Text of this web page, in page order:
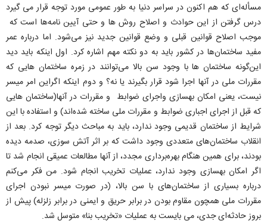
مسأله‌ای که هم اکنون در سراسر دنیا به طور عمومی مورد توجه قرار می گیرد
درس گرفتن از این حوادث و اصلاح روش ها و حتی آیین نامه‌ها است که
موجب اصلاح قوانین قبلی و وضع قوانین جدید نیز می‌شود. اما درباره عمر
مفید ساختمان‌ها در کشور باید به دو نکته مهم اشاره کرد. اول اینکه باید دید
این‌گونه ساختمان ها با وجود سن بالا می‌توانند در زمره ساختمان هایی که
مقررات ملی در آنها اجرا شود قرار بگیرند یا نه؟ و دوم اینکه اگراین امر میسر
نیست، یعنی امکان بهسازی واجرای ضوابط و مقررات در آنها(ساختمان هایی
که قبل از اجرای اجباری ضوابط و مقررات ملی ساخته شده‌اند) و استفاده با این
شرایط از ساختمان قدیمی وجود ندارد، باید به مباحث دیگر توجه کرد. بعد از
انقلاب ساختمان‌های متعددی وجود داشت که بر اثر آتش سوزی، صدمه دیده
بودند، برای همین هنگام بهره‌برداری مجدد، از آنها مطالعات عمیقی انجام شد تا
اگر امکان بهسازی وجود ندارد، عملیات تخریب انجام شود. من فکر می‌کنم
درباره بسیاری از ساختمان‌های با سن بالا، (در صورت میسر نبودن اجرای
مقررات ملی همچون مقاوم بودن در برابر حریق و ایمنی در برابر زلزله) پیش از
بروز حادثه‌ای جدی، می بایست به عملیات «تخریب بنا» متوسل شد.